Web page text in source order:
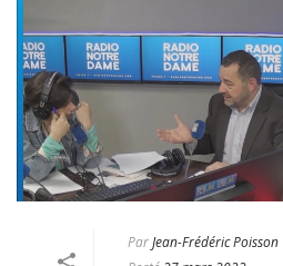
ParJean-Frédéric Poisson